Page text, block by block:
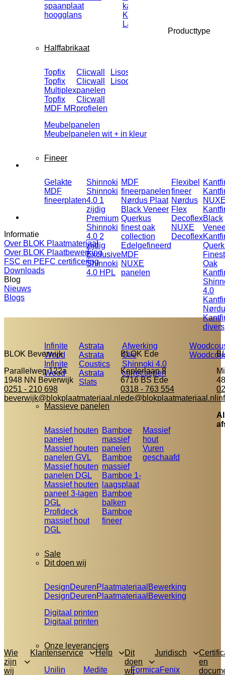
spaanplaat
hoogglans
kantenband
Kantenband
Lakdraagfolie
Halffabrikaat
Topfix
Topfix
Multiplex
Topfix
MDF MR
Clicwall
Clicwall
panelen
Clicwall
profielen
Lisoscore
Lisocore®
Meubelpanelen
Meubelpanelen wit + in kleur
Fineer
Gelakte
MDF
fineerplaten
Shinnoki
Shinnoki
4.0 1
zijdig
Premium
Shinnoki
4.0 2
zijdig
Exclusive
Shinnoki
4.0 HPL
MDF
fineerpanelen
Nørdus Plaat
Black Veneer
Querkus
finest oak
collection
Edelgefineerd
MDF
NUXE
panelen
Flexibel
fineer
Nørdus
Flex
Decoflex
NUXE
Decoflex
Black
Finest
Oak
4.0
divers
Infinite
Wood
Infinite
Wood
Astrata
Astrata
Coustics
Astrata
Slats
Afwerking
Olie
Shinnoki 4.0
correctiepen
Massieve panelen
Massief houten
panelen
Massief houten
panelen GVL
Massief houten
panelen DGL
Massief houten
paneel 3-lagen
DGL
Profideck
massief hout
DGL
Bamboe
massief
panelen
Bamboe
massief
Bamboe 1-
laagsplaat
Bamboe
balken
Bamboe
fineer
Massief
hout
Vuren
geschaafd
Sale
Dit doen wij
Design
Design
Deuren
Deuren
Plaatmateriaal
Plaatmateriaal
Bewerking
Bewerking
Digitaal printen
Digitaal printen
Onze leveranciers
Unilin
Medite
FormicaFenix
Producttype
Informatie
Over BLOK Plaatmateriaal
Over BLOK Plaatbewerking
FSC en PEFC certificering
Downloads
Blog
Nieuws
Blogs
BLOK Beverwijk
Parallelweg 122a
1948 NN Beverwijk
0251 - 210 698
beverwijk@blokplaatmateriaal.nl
BLOK Ede
Keplerlaan 8
6716 BS Ede
0318 - 763 554
ede@blokplaatmateriaal.nl
Wie
zijn
wij
Klantenservice Help
Dit
doen
wij
Juridisch
en